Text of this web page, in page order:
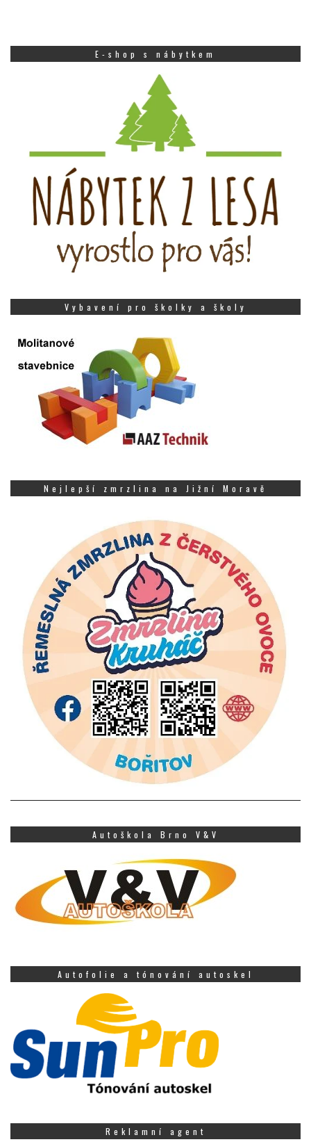
E-shop s nábytkem
Vybavení pro školky a školy
Nejlepší zmrzlina na Jižní Moravě
Autoškola Brno V&V
Autofolie a tónování autoskel
Reklamní agent